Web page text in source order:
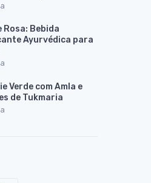
Rosa: Bebida
Ayurvédica para
Verde com Amla e
de Tukmaria